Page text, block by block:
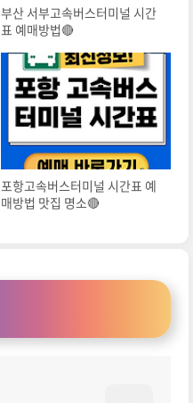
부산 서부고속버스터미널 시간
표 예매방법🔴
포항고속버스터미널 시간표 예
매방법 맛집 명소🔴